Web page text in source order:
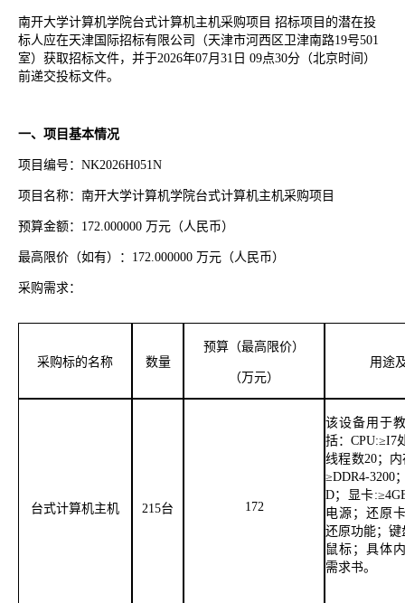
南开大学计算机学院台式计算机主机采购项目 招标项目的潜在投
标人应在天津国际招标有限公司（天津市河西区卫津南路19号501
室）获取招标文件，并于2026年07月31日 09点30分（北京时间）
前递交投标文件。
一、项目基本情况
项目编号：NK2026H051N
项目名称：南开大学计算机学院台式计算机主机采购项目
预算金额：172.000000 万元（人民币）
最高限价（如有）：172.000000 万元（人民币）
采购需求：
采购标的名称 数量
预算（最高限价）
（万元）
用途
台式计算机主机 215台 172
该设备用于
括：CPU:≥I7
线程数20；
≥DDR4-3200
D；显卡
电源；还原
还原功能；键
鼠标；具体
需求书。